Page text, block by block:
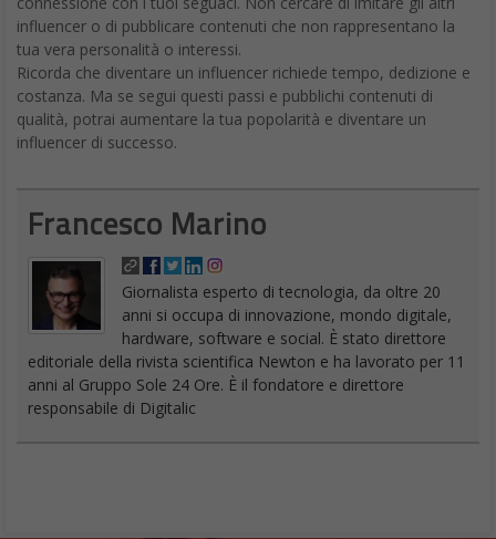
influencer o di pubblicare contenuti che non rappresentano la
tua vera personalità o interessi.
Ricorda che diventare un influencer richiede tempo, dedizione e
costanza. Ma se segui questi passi e pubblichi contenuti di
qualità, potrai aumentare la tua popolarità e diventare un
influencer di successo.
Francesco Marino
Giornalista esperto di tecnologia, da oltre 20
anni si occupa di innovazione, mondo digitale,
hardware, software e social. È stato direttore
editoriale della rivista scientifica Newton e ha lavorato per 11
anni al Gruppo Sole 24 Ore. È il fondatore e direttore
responsabile di Digitalic